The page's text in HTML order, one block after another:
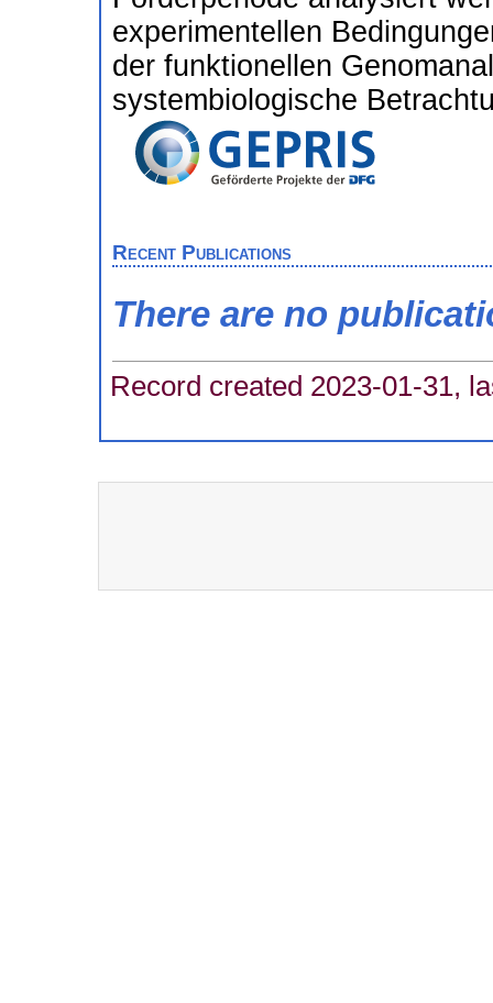
experimentellen
der funktionellen
systembiologische
Recent Publications
There are no
Record created 2023-01-31,